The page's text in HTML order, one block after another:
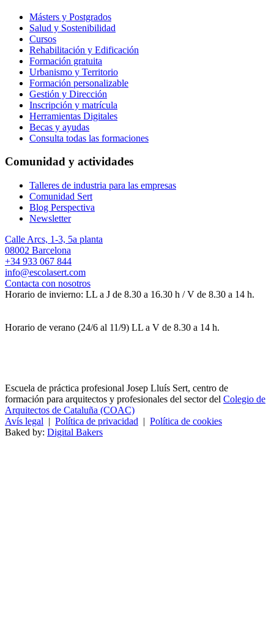
Másters y Postgrados
Salud y Sostenibilidad
Cursos
Rehabilitación y Edificación
Formación gratuita
Urbanismo y Territorio
Formación personalizable
Gestión y Dirección
Inscripción y matrícula
Herramientas Digitales
Becas y ayudas
Consulta todas las formaciones
Comunidad y actividades
Talleres de industria para las empresas
Comunidad Sert
Blog Perspectiva
Newsletter
Calle Arcs, 1-3, 5a planta
08002 Barcelona
+34 933 067 844
info@escolasert.com
Contacta con nosotros
Horario de invierno: LL a J de 8.30 a 16.30 h / V de 8.30 a 14 h.
Horario de verano (24/6 al 11/9) LL a V de 8.30 a 14 h.
Escuela de práctica profesional Josep Lluís Sert, centro de
formación para arquitectos y profesionales del sector del Colegio de
Arquitectos de Cataluña (COAC)
Avís legal | Política de privacidad | Política de cookies
Baked by: Digital Bakers